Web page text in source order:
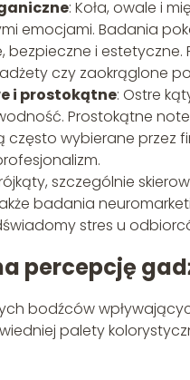
: Koła, owale i
emocjami. Badania
bezpieczne i estetyczne.
czy zaokrąglone
i prostokątne: Ostre
Prostokątne
często wybierane przez
szczególnie
badania
stres u
percepcję
bodźców
palety